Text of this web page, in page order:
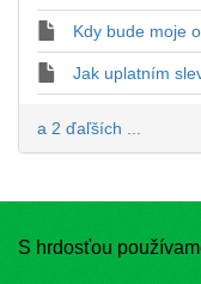
Kdy bude moje
Jak uplatním
a 2 ďaľších ...
S hrdosťou